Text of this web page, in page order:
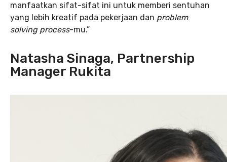
manfaatkan sifat-sifat ini untuk memberi sentuhan
yang lebih kreatif pada pekerjaan dan problem
solving process-mu.”
Natasha Sinaga, Partnership
Manager Rukita